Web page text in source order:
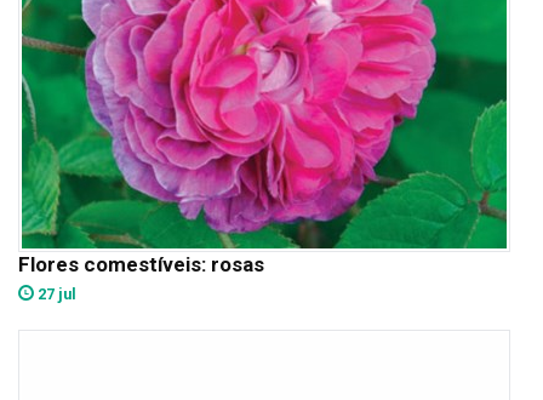
Flores comestíveis: rosas
27 jul